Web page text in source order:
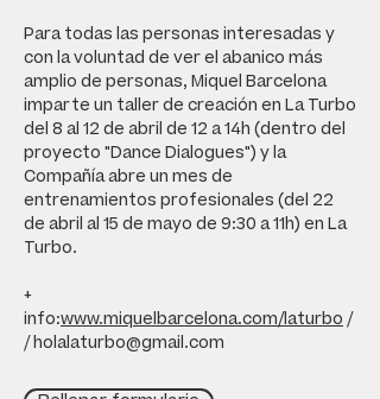
Para todas las personas interesadas y
con la voluntad de ver el abanico más
amplio de personas, Miquel Barcelona
imparte un taller de creación en La Turbo
del 8 al 12 de abril de 12 a 14h (dentro del
proyecto "Dance Dialogues") y la
Compañía abre un mes de
entrenamientos profesionales (del 22
de abril al 15 de mayo de 9:30 a 11h) en La
Turbo.
+
info:www.miquelbarcelona.com/laturbo/
/holalaturbo@gmail.com